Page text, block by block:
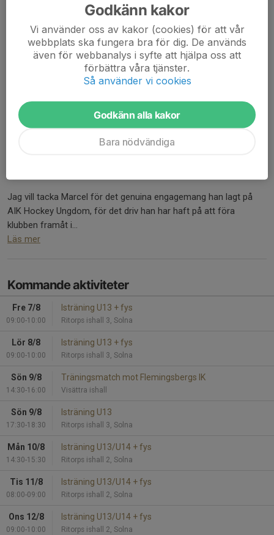
Jag vill tacka Marcel för det genuina engagemang han lagt på
AIK Hockey Ungdom, för det driv han har haft på att föra
klubben framåt i...
Läs mer
Kommande aktiviteter
Fre 7/8
09:00-10:00
Isträning U13 + fys
Ritorps ishall 3, Solna
Lör 8/8
09:00-10:00
Isträning U13 + fys
Ritorps ishall 3, Solna
Sön 9/8
14:30-16:00
Träningsmatch mot Flemingsbergs IK
Visättra ishall
Sön 9/8
17:30-18:30
Isträning U13
Ritorps ishall 3, Solna
Mån 10/8
14:30-15:30
Isträning U13/U14 + fys
Ritorps ishall 2, Solna
Tis 11/8
08:00-09:00
Isträning U13/U14 + fys
Ritorps ishall 2, Solna
Ons 12/8
09:00-10:00
Isträning U13/U14 + fys
Ritorps ishall 2, Solna
Godkänn kakor
Vi använder oss av kakor (cookies) för att vår
webbplats ska fungera bra för dig. De används
även för webbanalys i syfte att hjälpa oss att
förbättra våra tjänster.
Så använder vi cookies
Godkänn alla kakor
Bara nödvändiga